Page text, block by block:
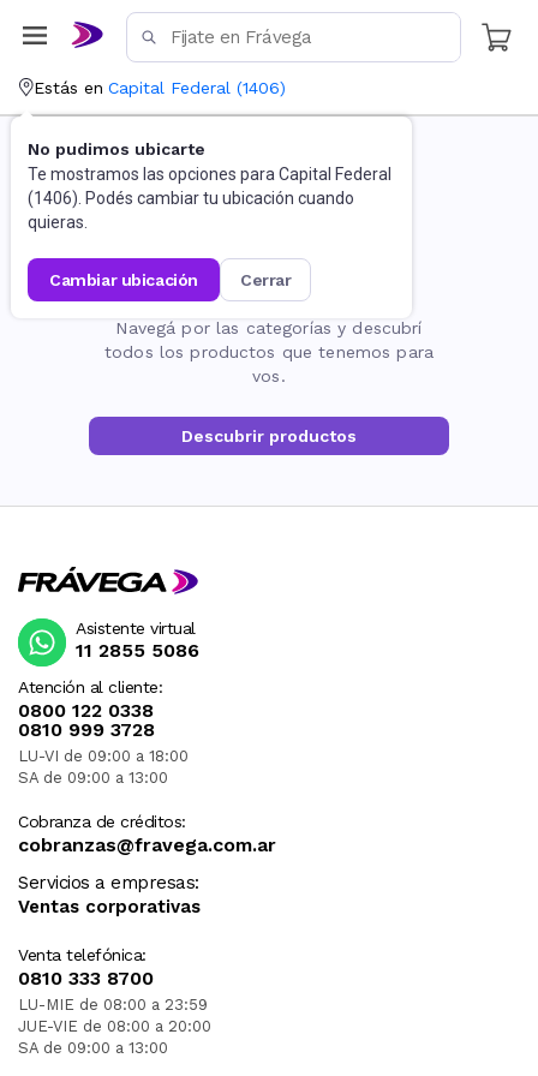
Estás en Capital Federal (1406)
No pudimos ubicarte
Te mostramos las opciones para Capital Federal
(1406). Podés cambiar tu ubicación cuando
quieras.
cambiar ubicación cerrar
La página no existe
Navegá por las categorías y descubrí
todos los productos que tenemos para
vos.
Descubrir productos
Atención al cliente:
0800 122 0338
0810 999 3728
LU-VI de 09:00 a 18:00
SA de 09:00 a 13:00
Cobranza de créditos:
cobranzas@fravega.com.ar
Servicios a empresas:
Ventas corporativas
Venta telefónica:
0810 333 8700
LU-MIE de 08:00 a 23:59
JUE-VIE de 08:00 a 20:00
SA de 09:00 a 13:00
Asistente virtual
11 2855 5086